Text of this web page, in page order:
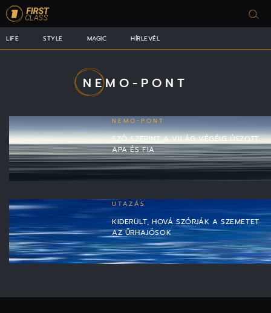
LIFE STYLE MAGIC HÍRLEVÉL
NEMO-PONT
NEMO-PONT
SZÓ SZERINT A VILÁG VÉGÉIG ÚSZOTT
APA ÉS FIA
UTAZÁS
KIDERÜLT, HOVÁ SZÓRJÁK A SZEMETET
AZ ŰRHAJÓSOK